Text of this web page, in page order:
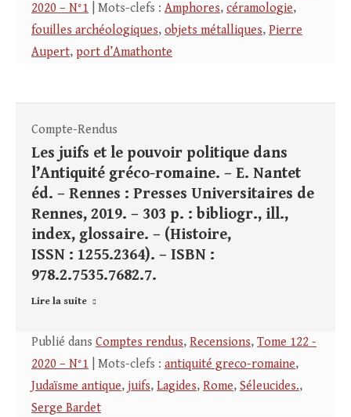
2020 – N°1 | Mots-clefs : Amphores, céramologie,
fouilles archéologiques, objets métalliques, Pierre
Aupert, port d’Amathonte
Compte-Rendus
Les juifs et le pouvoir politique dans
l’Antiquité gréco-romaine. – E. Nantet
éd. – Rennes : Presses Universitaires de
Rennes, 2019. – 303 p. : bibliogr., ill.,
index, glossaire. – (Histoire,
ISSN : 1255.2364). – ISBN :
978.2.7535.7682.7.
Lire la suite
Publié dans Comptes rendus, Recensions, Tome 122 -
2020 – N°1 | Mots-clefs : antiquité greco-romaine,
Judaïsme antique, juifs, Lagides, Rome, Séleucides.,
Serge Bardet